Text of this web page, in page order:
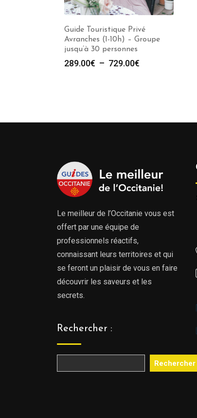
Guide Touristique Privé
Avranches (1-10h) – Groupe
jusqu’à 30 personnes
289.00€ – 729.00€
Le meilleur de l’Occitanie vous est
offert par une équipe de
professionnels réactifs,
connaissant leurs territoires et qui
se feront un plaisir de vous en faire
découvrir les saveurs et les
secrets.
Rechercher :
Rechercher